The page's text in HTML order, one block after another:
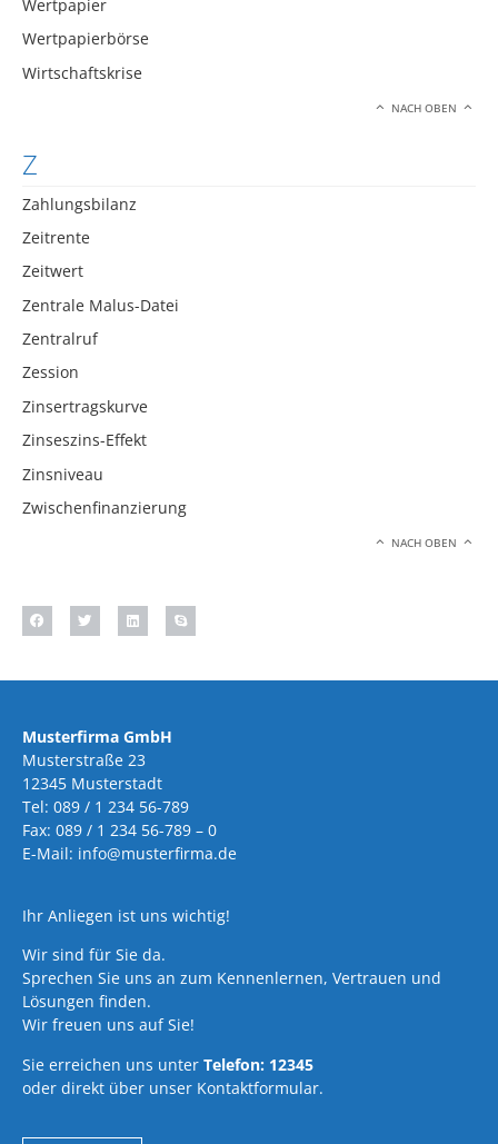
Wertpapier
Wertpapierbörse
Wirtschaftskrise
NACH OBEN
Z
Zahlungsbilanz
Zeitrente
Zeitwert
Zentrale Malus-Datei
Zentralruf
Zession
Zinsertragskurve
Zinseszins-Effekt
Zinsniveau
Zwischenfinanzierung
NACH OBEN
Musterfirma GmbH
Musterstraße 23
12345 Musterstadt
Tel: 089 / 1 234 56-789
Fax: 089 / 1 234 56-789 – 0
E-Mail: info@musterfirma.de
Ihr Anliegen ist uns wichtig!
Wir sind für Sie da.
Sprechen Sie uns an zum Kennenlernen, Vertrauen und
Lösungen finden.
Wir freuen uns auf Sie!
Sie erreichen uns unter Telefon: 12345
oder direkt über unser Kontaktformular.